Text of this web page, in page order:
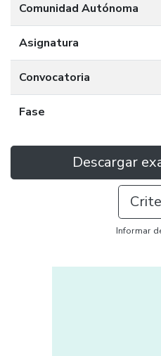
Comunidad Autónoma
Asignatura
Convocatoria
Fase
Descargar
Informar